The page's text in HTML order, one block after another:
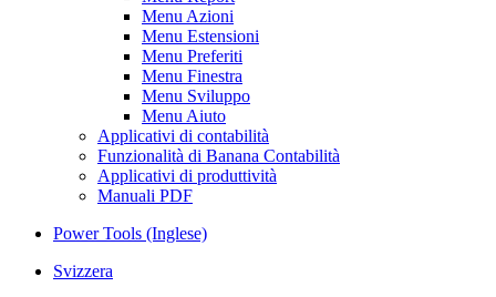
Menu Azioni
Menu Estensioni
Menu Preferiti
Menu Finestra
Menu Sviluppo
Menu Aiuto
Applicativi di contabilità
Funzionalità di Banana Contabilità
Applicativi di produttività
Manuali PDF
Power Tools (Inglese)
Svizzera